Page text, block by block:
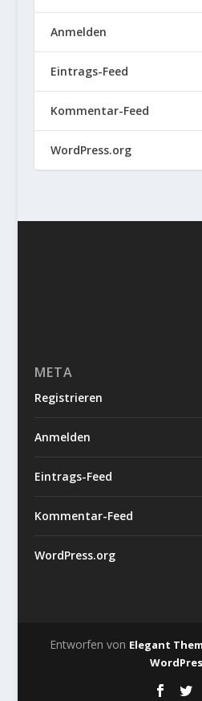
Anmelden
Eintrags-Feed
Kommentar-Feed
WordPress.org
META
Registrieren
Anmelden
Eintrags-Feed
Kommentar-Feed
WordPress.org
Entworfen von Elegant